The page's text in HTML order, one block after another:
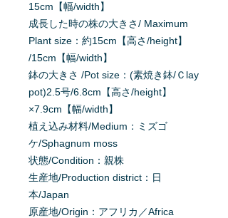
15cm【幅/width】
成長した時の株の大きさ/ Maximum
Plant size：約15cm【高さ/height】
/15cm【幅/width】
鉢の大きさ /Pot size：(素焼き鉢/Ｃlay
pot)2.5号/6.8cm【高さ/height】
×7.9cm【幅/width】
植え込み材料/Medium：ミズゴ
ケ/Sphagnum moss
状態/Condition：親株
生産地/Production district：日
本/Japan
原産地/Origin：アフリカ／Africa